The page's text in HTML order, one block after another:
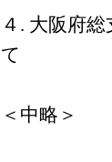
４. 大阪府
て
＜中略＞